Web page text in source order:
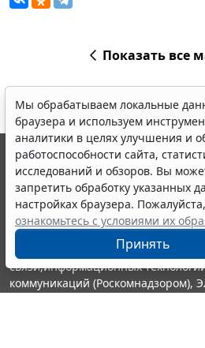
Показать все
Мы обрабатываем локальные
браузера и используем
аналитики в целях улучшения и
работоспособности сайта,
исследований и обзоров. Вы
запретить обработку указанных
настройках браузера. Пожалуйста,
ознакомьтесь с условиями их
Принять
© ООО "НПП "ГАРАНТ-СЕРВИС",
выпускается с 1990 года.
являются участниками
информации ГАРАНТ.
Портал ГАРАНТ.РУ
издания Федеральной службой по
связи,информационных
коммуникаций (Роскомнадзором),